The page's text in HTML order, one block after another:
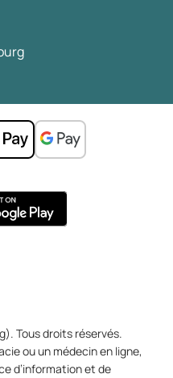
Tous droits réservés.
ou un médecin en ligne,
d’information et de